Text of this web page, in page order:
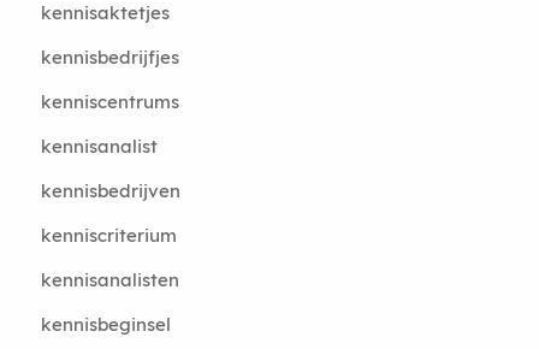
kennisaktetjes
kennisbedrijfjes
kenniscentrums
kennisanalist
kennisbedrijven
kenniscriterium
kennisanalisten
kennisbeginsel